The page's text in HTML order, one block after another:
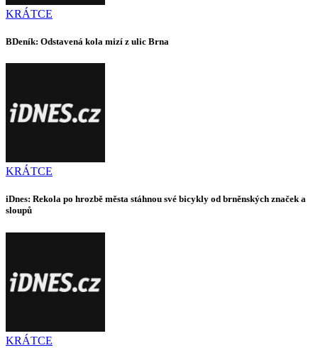
KRÁTCE
BDeník: Odstavená kola mizí z ulic Brna
KRÁTCE
iDnes: Rekola po hrozbě města stáhnou své bicykly od brněnských značek a
sloupů
KRÁTCE